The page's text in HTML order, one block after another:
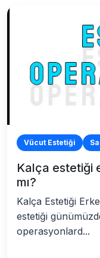
Vücut Estetiği
Kalça estetiği
mı?
Kalça Estetiği
estetiği
operasyonlard...